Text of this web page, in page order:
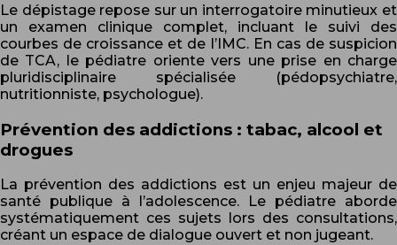
Le dépistage repose sur un interrogatoire minutieux et
un examen clinique complet, incluant le suivi des
courbes de croissance et de l’IMC. En cas de suspicion
de TCA, le pédiatre oriente vers une prise en charge
pluridisciplinaire spécialisée (pédopsychiatre,
nutritionniste, psychologue).
Prévention des addictions : tabac, alcool et
drogues
La prévention des addictions est un enjeu majeur de
santé publique à l’adolescence. Le pédiatre aborde
systématiquement ces sujets lors des consultations,
créant un espace de dialogue ouvert et non jugeant.